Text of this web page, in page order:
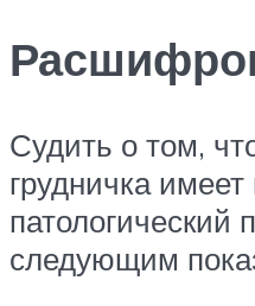
Судить о том,
грудничка
патологический
следующим